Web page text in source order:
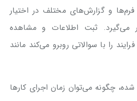
فرم‌ها و گزارش‌های مختلف در اختیار
می‌گیرد. ثبت اطلاعات و مشاهده
را با سوالاتی روبرو می‌کند مانند
شده، چگونه می‌توان زمان اجرای کارها